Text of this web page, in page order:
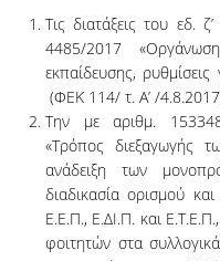
Τις διατάξεις του
4485/2017
εκπαίδευσης, ρυθμίσεις
(ΦΕΚ 114/ τ. Α’ /
Την με αριθμ.
«Τρόπος διεξαγωγής
ανάδειξη των
διαδικασία ορισμού
Ε.Ε.Π., Ε.ΔΙ.Π. και
φοιτητών στα